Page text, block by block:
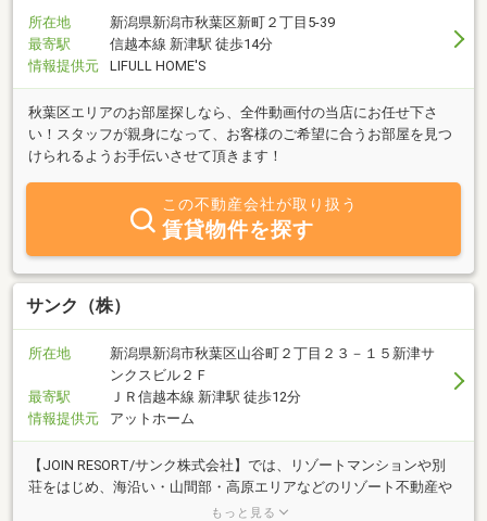
所在地
新潟県新潟市秋葉区新町２丁目5-39
最寄駅
信越本線 新津駅 徒歩14分
情報提供元
LIFULL HOME'S
秋葉区エリアのお部屋探しなら、全件動画付の当店にお任せ下さ
い！スタッフが親身になって、お客様のご希望に合うお部屋を見つ
けられるようお手伝いさせて頂きます！
この不動産会社が取り扱う
賃貸物件を探す
サンク（株）
所在地
新潟県新潟市秋葉区山谷町２丁目２３－１５新津サ
ンクスビル２Ｆ
最寄駅
ＪＲ信越本線 新津駅 徒歩12分
情報提供元
アットホーム
【JOIN RESORT/サンク株式会社】では、リゾートマンションや別
荘をはじめ、海沿い・山間部・高原エリアなどのリゾート不動産や
田舎物件の売買仲介および買取を積極的に行っております。特にリ
もっと見る